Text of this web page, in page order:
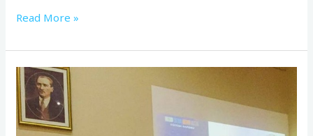
Read More »
19.
Scientix
STEM
Eğitimi